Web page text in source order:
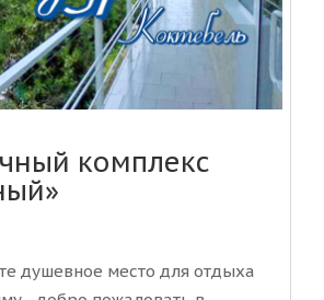
комплекс
душевное место для отдыха